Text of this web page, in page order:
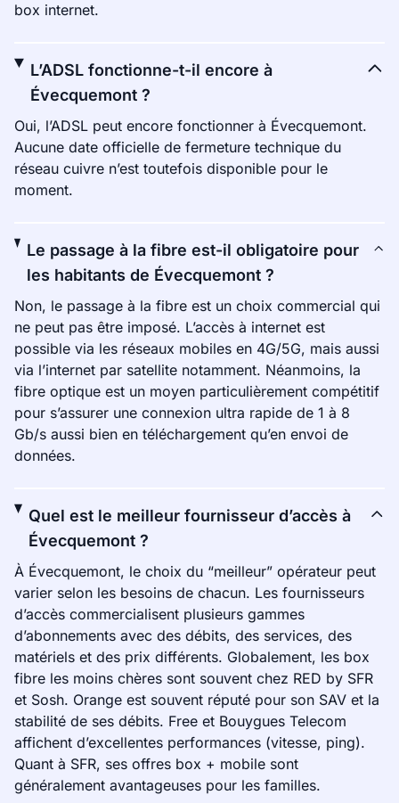
box internet.
L’ADSL fonctionne-t-il encore à
Évecquemont ?
Oui, l’ADSL peut encore fonctionner à Évecquemont.
Aucune date officielle de fermeture technique du
réseau cuivre n’est toutefois disponible pour le
moment.
Le passage à la fibre est-il obligatoire pour
les habitants de Évecquemont ?
Non, le passage à la fibre est un choix commercial qui
ne peut pas être imposé. L’accès à internet est
possible via les réseaux mobiles en 4G/5G, mais aussi
via l’internet par satellite notamment. Néanmoins, la
fibre optique est un moyen particulièrement compétitif
pour s’assurer une connexion ultra rapide de 1 à 8
Gb/s aussi bien en téléchargement qu’en envoi de
données.
Quel est le meilleur fournisseur d’accès à
Évecquemont ?
À Évecquemont, le choix du “meilleur” opérateur peut
varier selon les besoins de chacun. Les fournisseurs
d’accès commercialisent plusieurs gammes
d’abonnements avec des débits, des services, des
matériels et des prix différents. Globalement, les box
fibre les moins chères sont souvent chez RED by SFR
et Sosh. Orange est souvent réputé pour son SAV et la
stabilité de ses débits. Free et Bouygues Telecom
affichent d’excellentes performances (vitesse, ping).
Quant à SFR, ses offres box + mobile sont
généralement avantageuses pour les familles.